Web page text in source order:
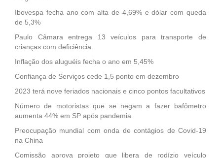
Ibovespa fecha ano com alta de 4,69% e dólar com queda
de 5,3%
Paulo Câmara entrega 13 veículos para transporte de
crianças com deficiência
Inflação dos aluguéis fecha o ano em 5,45%
Confiança de Serviços cede 1,5 ponto em dezembro
2023 terá nove feriados nacionais e cinco pontos facultativos
Número de motoristas que se negam a fazer bafômetro
aumenta 44% em SP após pandemia
Preocupação mundial com onda de contágios de Covid-19
na China
Comissão aprova projeto que libera de rodízio veículo